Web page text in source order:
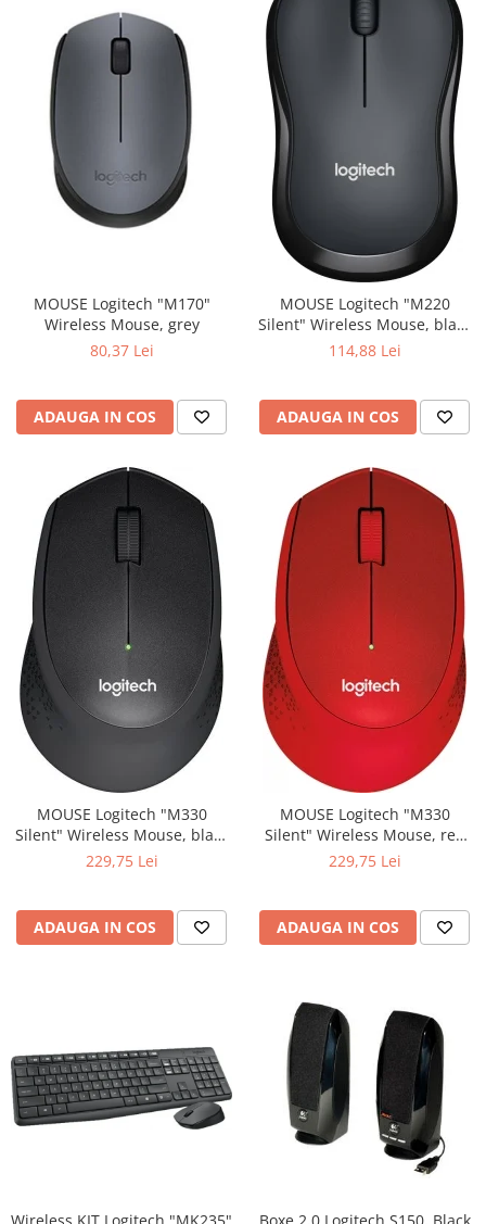
MOUSE Logitech "M170"
Wireless Mouse, grey
80,37 Lei
ADAUGA IN COS
MOUSE Logitech "M220
Silent" Wireless Mouse, black
"910-004878" (include timbru114,88 Lei
ADAUGA IN COS
MOUSE Logitech "M330
Silent" Wireless Mouse, black
"910-004909" (include timbru229,75 Lei
ADAUGA IN COS
MOUSE Logitech "M330
Silent" Wireless Mouse, red
"910-004911" (include timbru229,75 Lei
ADAUGA IN COS